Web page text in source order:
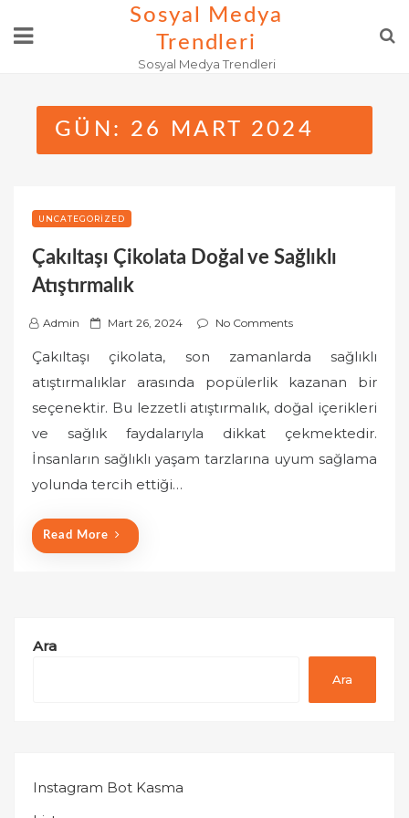
Sosyal Medya
Trendleri
Sosyal Medya Trendleri
GÜN: 26 MART 2024
UNCATEGORIZED
Çakıltaşı Çikolata Doğal ve Sağlıklı
Atıştırmalık
Admin
P
t
e
d
o
Mart 26, 2024 No Comments
Çakıltaşı çikolata, son zamanlarda sağlıklı
atıştırmalıklar arasında popülerlik kazanan bir
seçenektir. Bu lezzetli atıştırmalık, doğal içerikleri
ve sağlık faydalarıyla dikkat çekmektedir.
İnsanların sağlıklı yaşam tarzlarına uyum sağlama
yolunda tercih ettiği…
Read More
Ara
Ara
Instagram Bot Kasma